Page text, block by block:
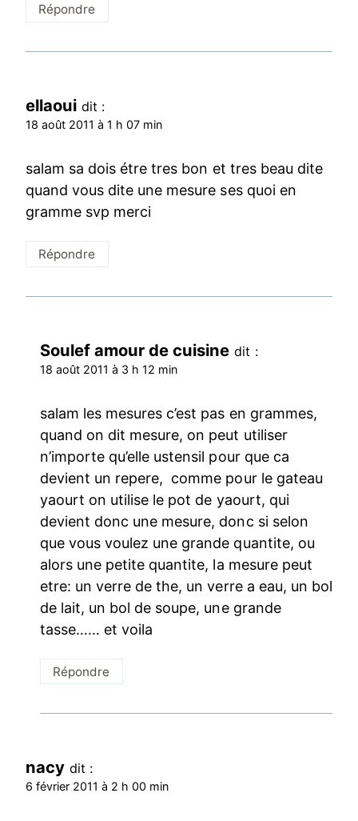
Répondre
ellaoui dit :
18 août 2011 à 1 h 07 min
salam sa dois étre tres bon et tres beau dite
quand vous dite une mesure ses quoi en
gramme svp merci
Répondre
Soulef amour de cuisine dit :
18 août 2011 à 3 h 12 min
salam les mesures c’est pas en grammes,
quand on dit mesure, on peut utiliser
n’importe qu’elle ustensil pour que ca
devient un repere, comme pour le gateau
yaourt on utilise le pot de yaourt, qui
devient donc une mesure, donc si selon
que vous voulez une grande quantite, ou
alors une petite quantite, la mesure peut
etre: un verre de the, un verre a eau, un bol
de lait, un bol de soupe, une grande
tasse…… et voila
Répondre
nacy dit :
6 février 2011 à 2 h 00 min